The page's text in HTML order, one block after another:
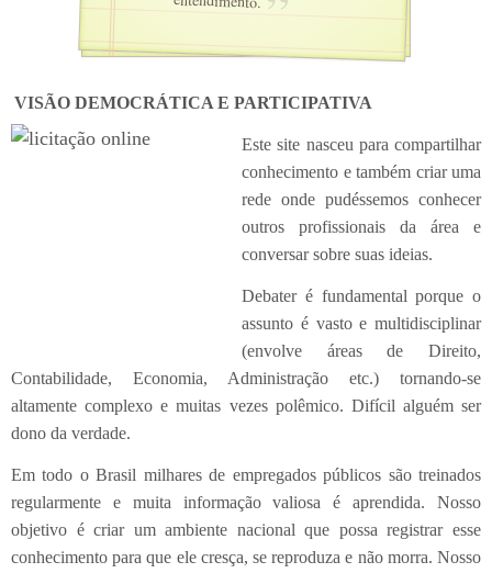
VISÃO DEMOCRÁTICA E PARTICIPATIVA
Este site nasceu para compartilhar
conhecimento e também criar uma
rede onde pudéssemos conhecer
outros profissionais da área e
conversar sobre suas ideias.
Debater é fundamental porque o
assunto é vasto e multidisciplinar
(envolve áreas de Direito,
Contabilidade, Economia, Administração etc.) tornando-se
altamente complexo e muitas vezes polêmico. Difícil alguém ser
dono da verdade.
Em todo o Brasil milhares de empregados públicos são treinados
regularmente e muita informação valiosa é aprendida. Nosso
objetivo é criar um ambiente nacional que possa registrar esse
conhecimento para que ele cresça, se reproduza e não morra. Nosso